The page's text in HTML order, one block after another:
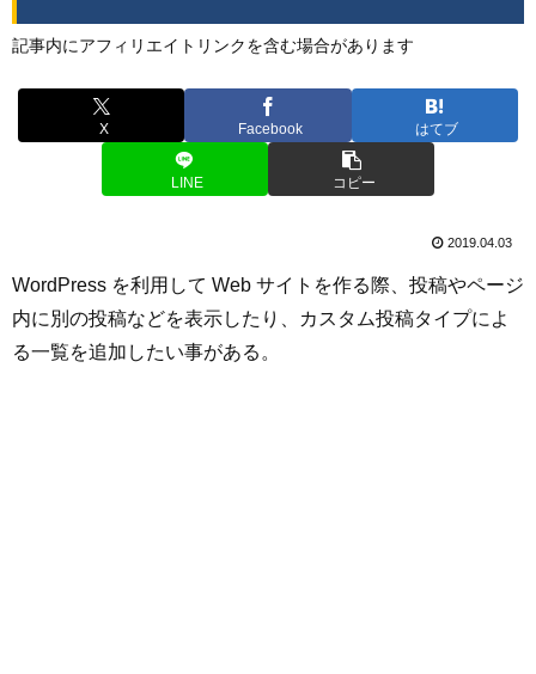
記事内にアフィリエイトリンクを含む場合があります
X Facebook はてブ
LINE コピー
2019.04.03
WordPress を利用して Web サイトを作る際、投稿やページ
内に別の投稿などを表示したり、カスタム投稿タイプによ
る一覧を追加したい事がある。